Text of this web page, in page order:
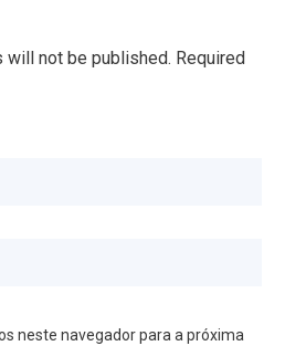
will not be published. Required
neste navegador para a próxima